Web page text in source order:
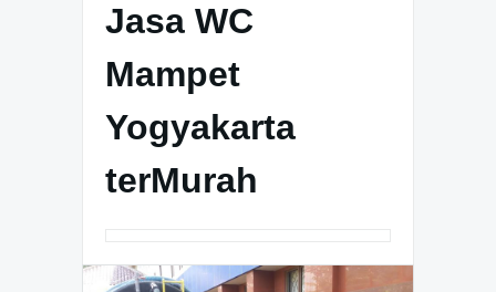
Jasa WC
Mampet
Yogyakarta
terMurah